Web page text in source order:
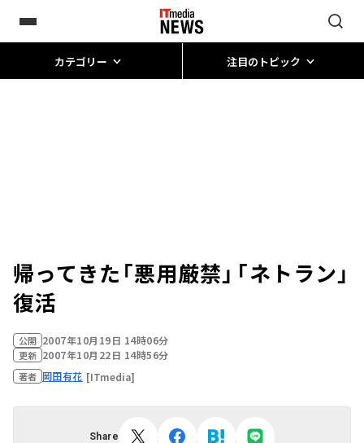
カテゴリー 注目のトピック
帰ってきた「悪用厳禁」――「ネトラン」
復活
公開 2007年10月19日 14時06分
更新 2007年10月22日 14時56分
著者 岡田有花 [ITmedia]
Share